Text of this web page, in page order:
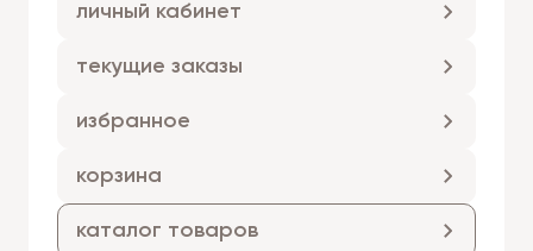
личный кабинет
текущие заказы
избранное
корзина
каталог товаров